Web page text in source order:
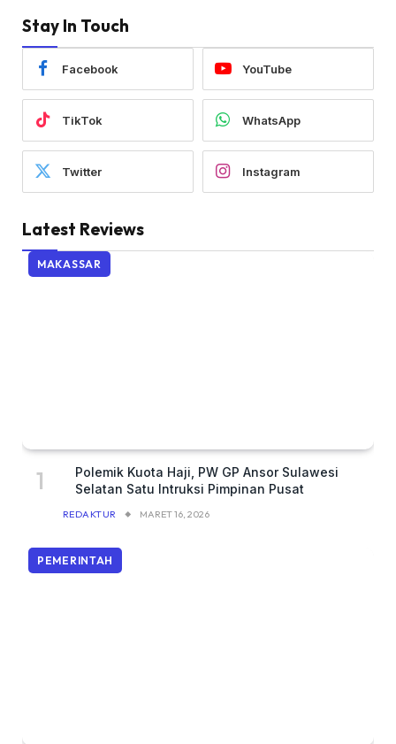
Stay In Touch
Facebook YouTube
TikTok WhatsApp
Twitter Instagram
Latest Reviews
MAKASSAR
Polemik Kuota Haji, PW GP Ansor Sulawesi
Selatan Satu Intruksi Pimpinan Pusat
REDAKTUR MARET 16, 2026
PEMERINTAH